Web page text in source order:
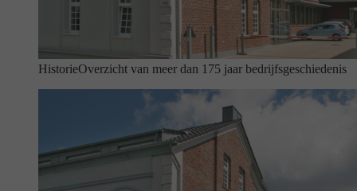
HistorieOverzicht van meer dan 175 jaar bedrijfsgeschiedenis